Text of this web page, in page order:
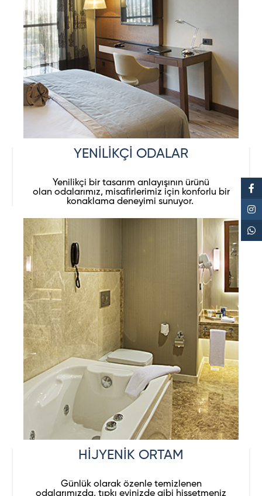
YENİLİKÇİ ODALAR
Yenilikçi bir tasarım anlayışının ürünü
olan odalarımız, misafirlerimiz için konforlu bir
konaklama deneyimi sunuyor.
HİJYENİK ORTAM
Günlük olarak özenle temizlenen
odalarımızda, tıpkı evinizde gibi hissetmeniz